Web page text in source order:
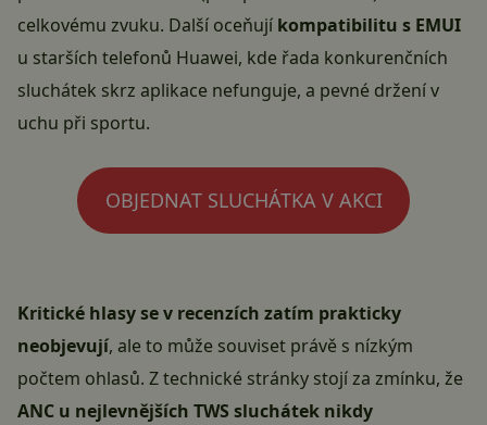
celkovému zvuku. Další oceňují kompatibilitu s EMUI
u starších telefonů Huawei, kde řada konkurenčních
sluchátek skrz aplikace nefunguje, a pevné držení v
uchu při sportu.
OBJEDNAT SLUCHÁTKA V AKCI
Kritické hlasy se v recenzích zatím prakticky
neobjevují, ale to může souviset právě s nízkým
počtem ohlasů. Z technické stránky stojí za zmínku, že
ANC u nejlevnějších TWS sluchátek nikdy